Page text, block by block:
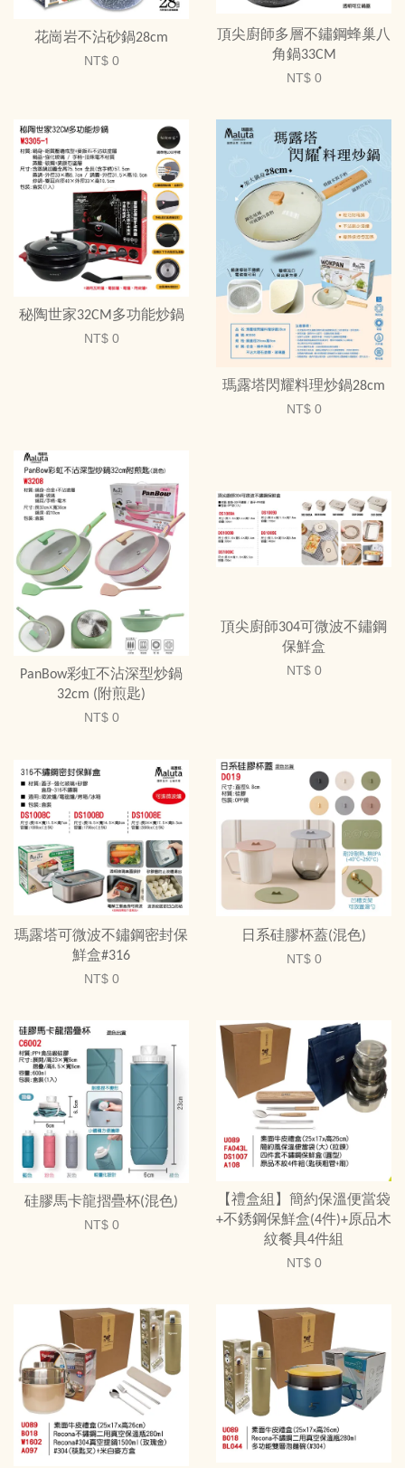
花崗岩不沾砂鍋28cm
NT$ 0
頂尖廚師多層不鏽鋼蜂巢八
角鍋33CM
NT$ 0
秘陶世家32CM多功能炒鍋
NT$ 0
瑪露塔閃耀料理炒鍋28cm
NT$ 0
PanBow彩虹不沾深型炒鍋
32cm (附煎匙)
NT$ 0
頂尖廚師304可微波不鏽鋼
保鮮盒
NT$ 0
瑪露塔可微波不鏽鋼密封保
鮮盒#316
NT$ 0
日系硅膠杯蓋(混色)
NT$ 0
硅膠馬卡龍摺疊杯(混色)
NT$ 0
【禮盒組】簡約保溫便當袋
+不銹鋼保鮮盒(4件)+原品木
紋餐具4件組
NT$ 0